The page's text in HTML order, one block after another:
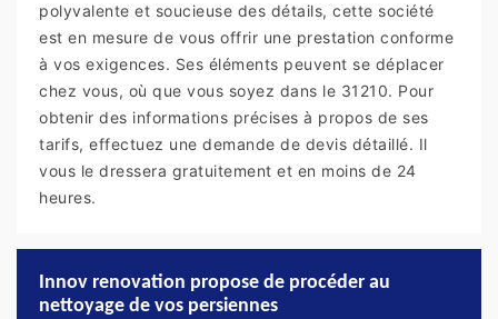
polyvalente et soucieuse des détails, cette société
est en mesure de vous offrir une prestation conforme
à vos exigences. Ses éléments peuvent se déplacer
chez vous, où que vous soyez dans le 31210. Pour
obtenir des informations précises à propos de ses
tarifs, effectuez une demande de devis détaillé. Il
vous le dressera gratuitement et en moins de 24
heures.
Innov renovation propose de procéder au
nettoyage de vos persiennes